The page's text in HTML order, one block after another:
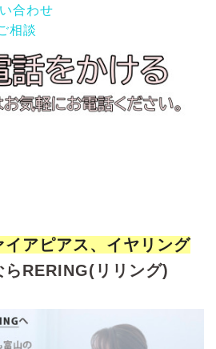
合わせ
相談
イアピアス、イヤリング
らRERING(リリング)